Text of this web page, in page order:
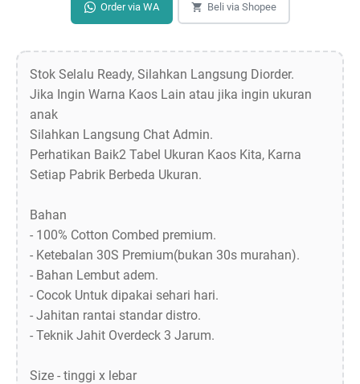
Order via WA Beli via Shopee
Stok Selalu Ready, Silahkan Langsung Diorder.
Jika Ingin Warna Kaos Lain atau jika ingin ukuran
anak
Silahkan Langsung Chat Admin.
Perhatikan Baik2 Tabel Ukuran Kaos Kita, Karna
Setiap Pabrik Berbeda Ukuran.
Bahan
- 100% Cotton Combed premium.
- Ketebalan 30S Premium(bukan 30s murahan).
- Bahan Lembut adem.
- Cocok Untuk dipakai sehari hari.
- Jahitan rantai standar distro.
- Teknik Jahit Overdeck 3 Jarum.
Size - tinggi x lebar